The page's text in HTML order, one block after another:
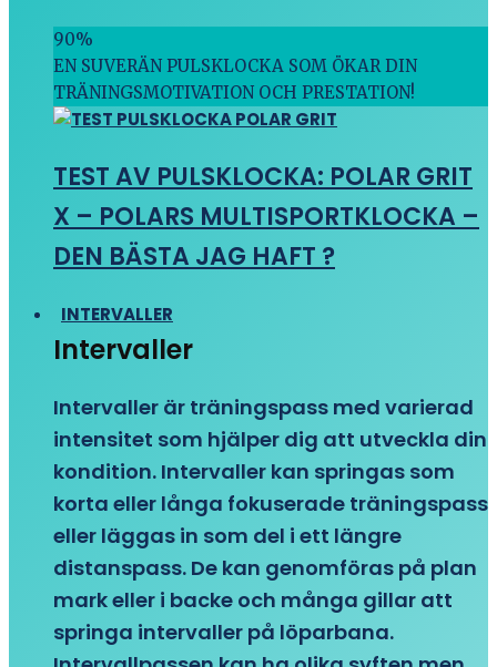
90%
EN SUVERÄN PULSKLOCKA SOM ÖKAR DIN
TRÄNINGSMOTIVATION OCH PRESTATION!
TEST AV PULSKLOCKA: POLAR GRIT
X – POLARS MULTISPORTKLOCKA –
DEN BÄSTA JAG HAFT ?
INTERVALLER
Intervaller
Intervaller är träningspass med varierad
intensitet som hjälper dig att utveckla din
kondition. Intervaller kan springas som
korta eller långa fokuserade träningspass
eller läggas in som del i ett längre
distanspass. De kan genomföras på plan
mark eller i backe och många gillar att
springa intervaller på löparbana.